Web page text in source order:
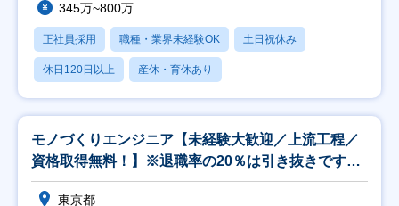
345万~800万
正社員採用 職種・業界未経験OK 土日祝休み
休日120日以上 産休・育休あり
モノづくりエンジニア【未経験大歓迎／上流工程／
資格取得無料！】※退職率の20％は引き抜きです！
※
東京都